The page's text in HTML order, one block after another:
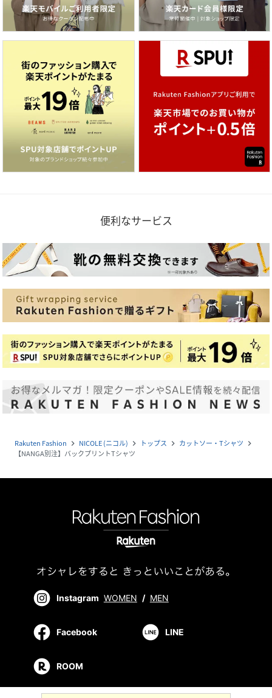
便利なサービス
Rakuten Fashion navigate_next NICOLE (ニコル) navigate_next トップス navigate_next カットソー・Tシャツ navigate_next
【NANGA別注】バックプリントTシャツ
Instagram WOMEN / MEN
Facebook LINE
ROOM